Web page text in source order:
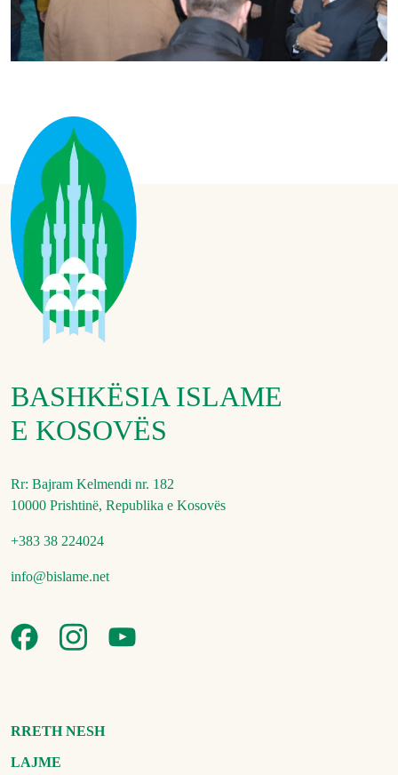
BASHKËSIA ISLAME
E KOSOVËS
Rr: Bajram Kelmendi nr. 182
10000 Prishtinë, Republika e Kosovës
+383 38 224024
info@bislame.net
RRETH NESH
LAJME